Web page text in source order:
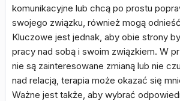
komunikacyjne lub chcą po prostu
swojego związku, również mogą
Kluczowe jest jednak, aby obie strony
pracy nad sobą i swoim związkiem. W
nie są zainteresowane zmianą lub nie
nad relacją, terapia może okazać się
Ważne jest także, aby wybrać